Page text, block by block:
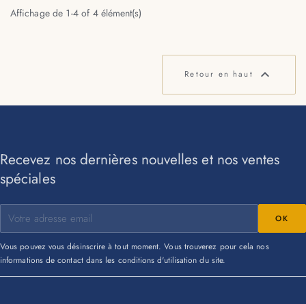
Affichage de 1-4 of 4 élément(s)
Retour en haut 
Recevez nos dernières nouvelles et nos ventes
spéciales
Vous pouvez vous désinscrire à tout moment. Vous trouverez pour cela nos
informations de contact dans les conditions d'utilisation du site.